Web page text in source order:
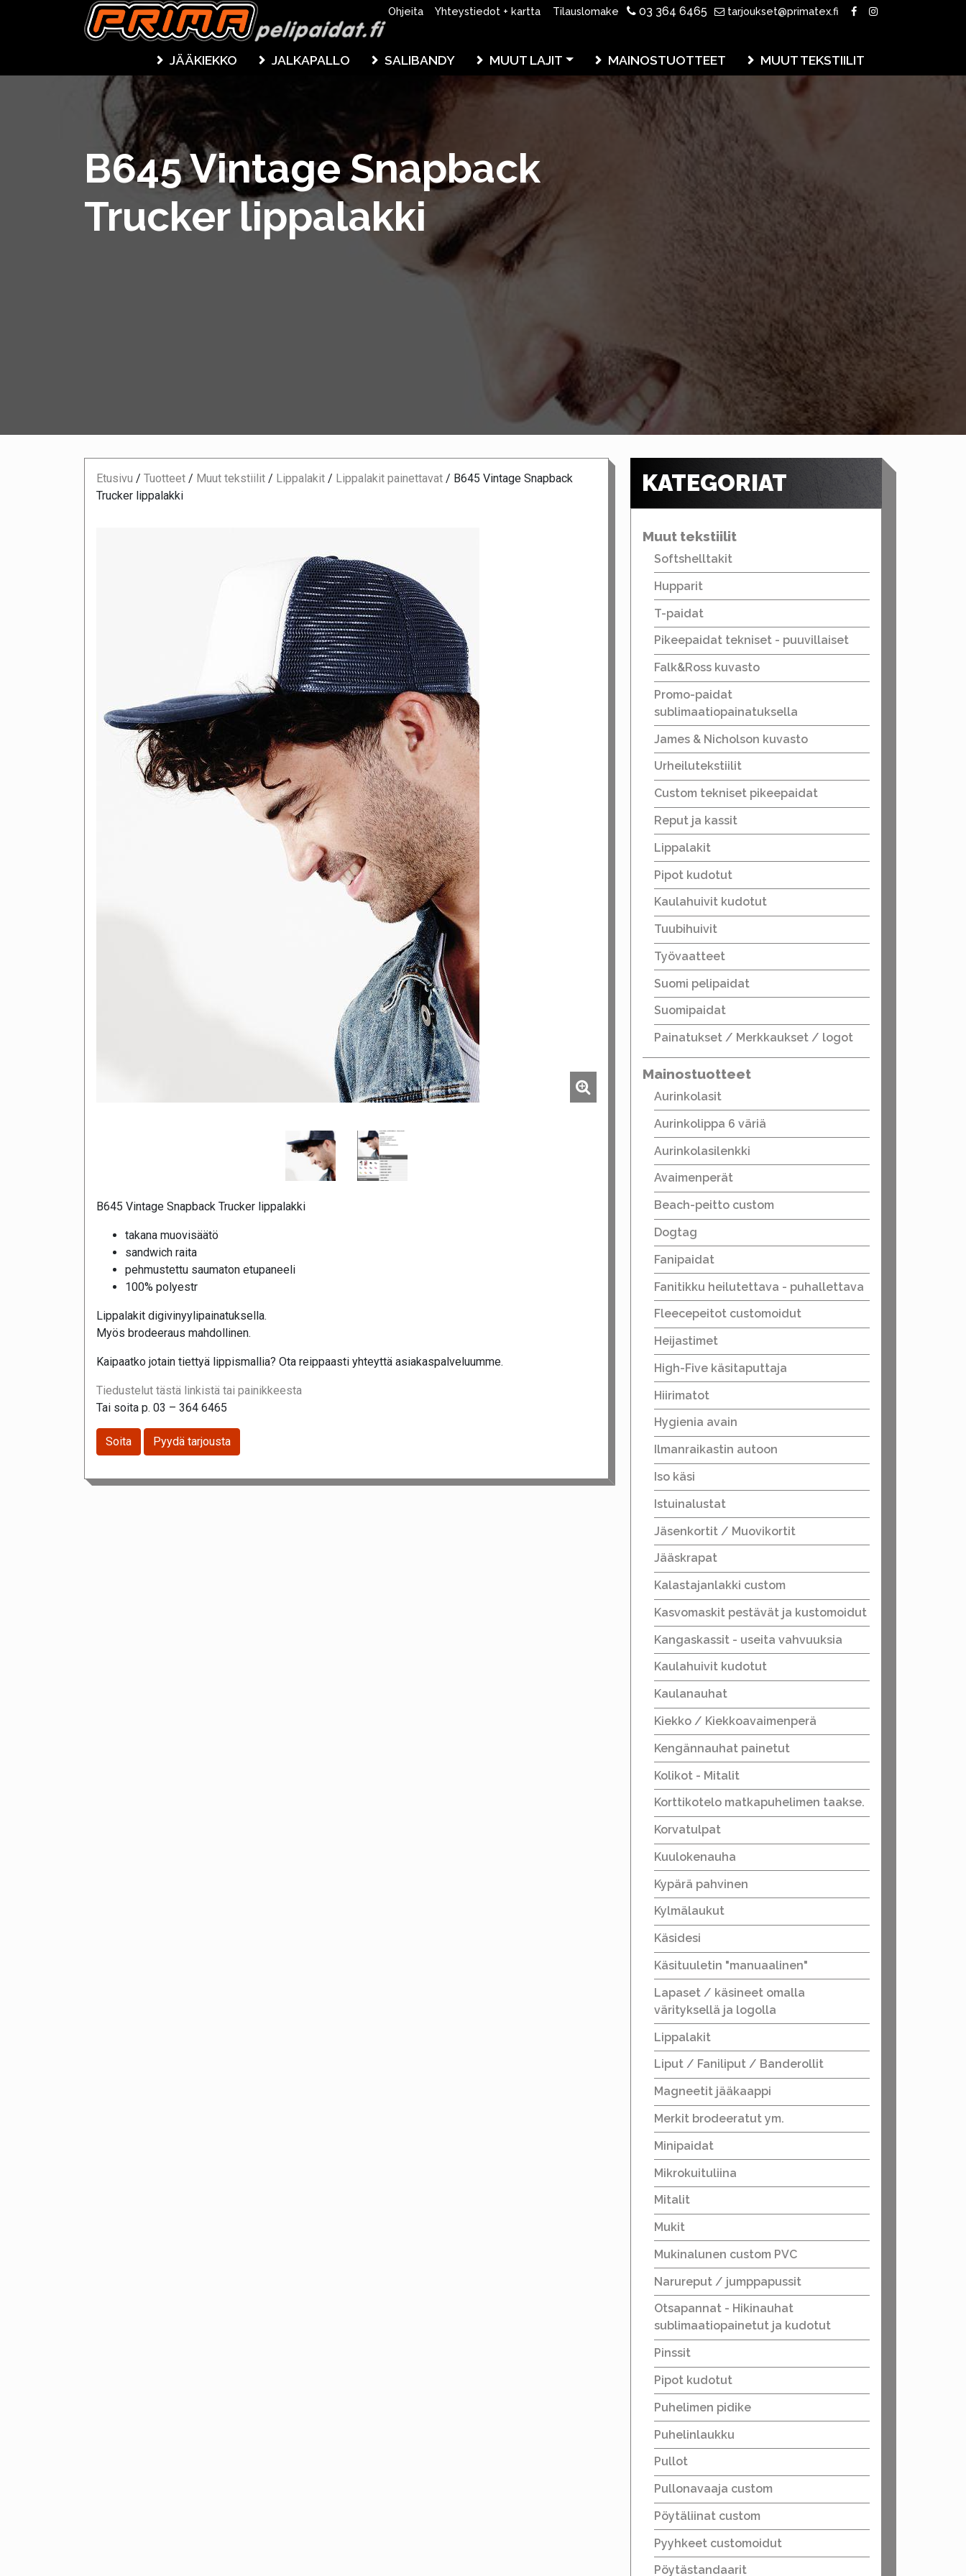
Ohjeita Yhteystiedot + kartta Tilauslomake 03 364 6465 tarjoukset@primatex.fi
JÄÄKIEKKO JALKAPALLO SALIBANDY MUUT LAJIT MAINOSTUOTTEET MUUT TEKSTIILIT
B645 Vintage Snapback
Trucker lippalakki
Etusivu / Tuotteet / Muut tekstiilit / Lippalakit / Lippalakit painettavat / B645 Vintage Snapback
Trucker lippalakki
B645 Vintage Snapback Trucker lippalakki
takana muovisäätö
sandwich raita
pehmustettu saumaton etupaneeli
100% polyestr
Lippalakit digivinyylipainatuksella.
Myös brodeeraus mahdollinen.
Kaipaatko jotain tiettyä lippismallia? Ota reippaasti yhteyttä asiakaspalveluumme.
Tiedustelut tästä linkistä tai painikkeesta
Tai soita p. 03 – 364 6465
Soita Pyydä tarjousta
KATEGORIAT
Muut tekstiilit
Softshelltakit
Hupparit
T-paidat
Pikeepaidat tekniset - puuvillaiset
Falk&Ross kuvasto
Promo-paidat
sublimaatiopainatuksella
James & Nicholson kuvasto
Urheilutekstiilit
Custom tekniset pikeepaidat
Reput ja kassit
Lippalakit
Pipot kudotut
Kaulahuivit kudotut
Tuubihuivit
Työvaatteet
Suomi pelipaidat
Suomipaidat
Painatukset / Merkkaukset / logot
Mainostuotteet
Aurinkolasit
Aurinkolippa 6 väriä
Aurinkolasilenkki
Avaimenperät
Beach-peitto custom
Dogtag
Fanipaidat
Fanitikku heilutettava - puhallettava
Fleecepeitot customoidut
Heijastimet
High-Five käsitaputtaja
Hiirimatot
Hygienia avain
Ilmanraikastin autoon
Iso käsi
Istuinalustat
Jäsenkortit / Muovikortit
Jääskrapat
Kalastajanlakki custom
Kasvomaskit pestävät ja kustomoidut
Kangaskassit - useita vahvuuksia
Kaulahuivit kudotut
Kaulanauhat
Kiekko / Kiekkoavaimenperä
Kengännauhat painetut
Kolikot - Mitalit
Korttikotelo matkapuhelimen taakse.
Korvatulpat
Kuulokenauha
Kypärä pahvinen
Kylmälaukut
Käsidesi
Käsituuletin "manuaalinen"
Lapaset / käsineet omalla
värityksellä ja logolla
Lippalakit
Liput / Faniliput / Banderollit
Magneetit jääkaappi
Merkit brodeeratut ym.
Minipaidat
Mikrokuituliina
Mitalit
Mukit
Mukinalunen custom PVC
Narureput / jumppapussit
Otsapannat - Hikinauhat
sublimaatiopainetut ja kudotut
Pinssit
Pipot kudotut
Puhelimen pidike
Puhelinlaukku
Pullot
Pullonavaaja custom
Pöytäliinat custom
Pyyhkeet customoidut
Pöytästandaarit